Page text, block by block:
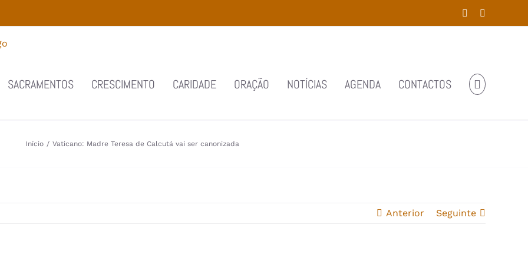
Facebook
SACRAMENTOS CRESCIMENTO CARIDADE ORAÇÃO NOTÍCIAS AGENDA CONTACTOS
Início / Vaticano: Madre Teresa de Calcutá vai ser canonizada
Anterior Seguinte